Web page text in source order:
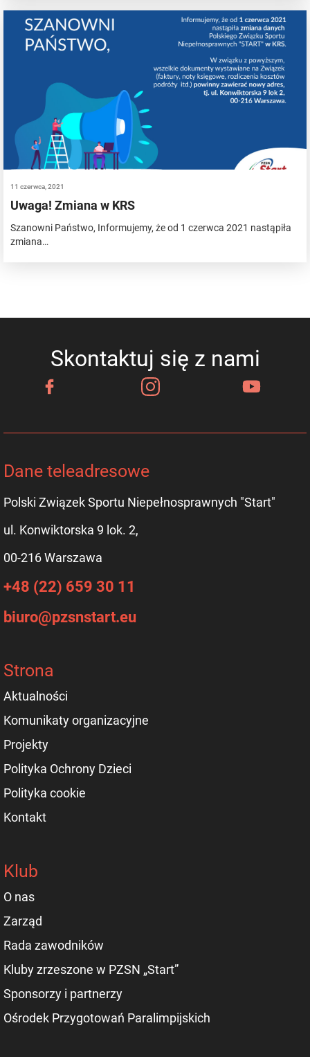
11 czerwca, 2021
Uwaga! Zmiana w KRS
Szanowni Państwo, Informujemy, że od 1 czerwca 2021 nastąpiła
zmiana…
Skontaktuj się z nami
Dane teleadresowe
Polski Związek Sportu Niepełnosprawnych "Start"
ul. Konwiktorska 9 lok. 2,
00-216 Warszawa
+48 (22) 659 30 11
biuro@pzsnstart.eu
Strona
Aktualności
Komunikaty organizacyjne
Projekty
Polityka Ochrony Dzieci
Polityka cookie
Kontakt
Klub
O nas
Zarząd
Rada zawodników
Kluby zrzeszone w PZSN „Start”
Sponsorzy i partnerzy
Ośrodek Przygotowań Paralimpijskich